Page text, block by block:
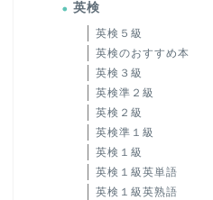
英検
英検５級
英検のおすすめ本
英検３級
英検準２級
英検２級
英検準１級
英検１級
英検１級英単語
英検１級英熟語